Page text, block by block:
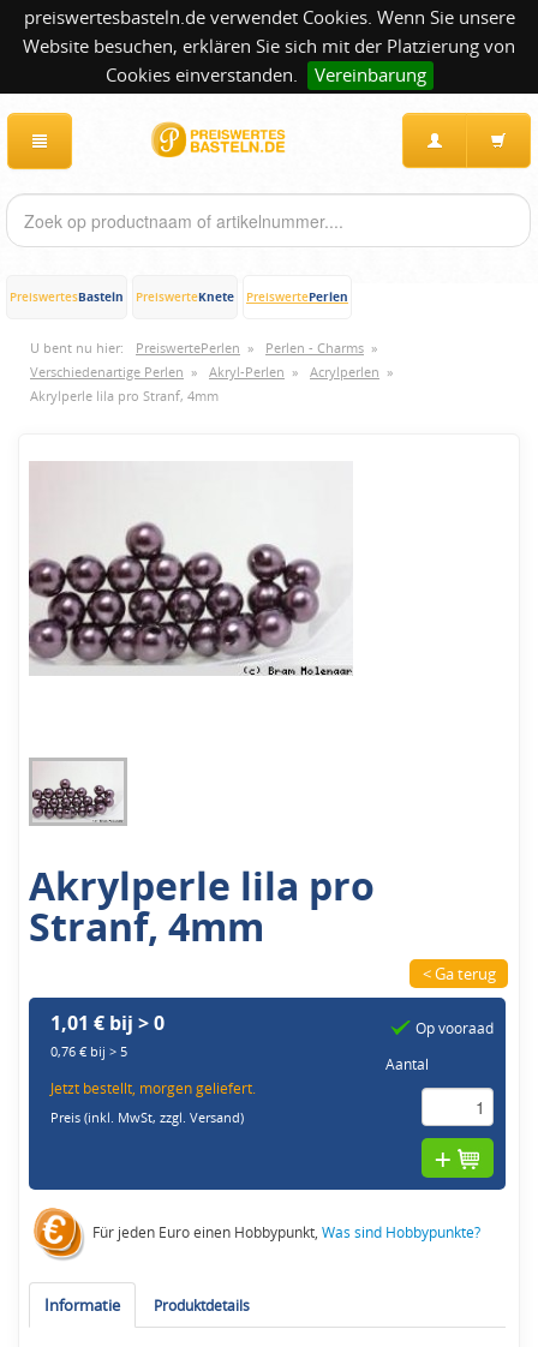
preiswertesbasteln.de verwendet Cookies. Wenn Sie unsere
Website besuchen, erklären Sie sich mit der Platzierung von
Cookies einverstanden.
Vereinbarung
PreiswertesBasteln PreiswerteKnete PreiswertePerlen
U bent nu hier: PreiswertePerlen » Perlen - Charms »
Verschiedenartige Perlen » Akryl-Perlen » Acrylperlen »
Akrylperle lila pro Stranf, 4mm
Akrylperle lila pro
Stranf, 4mm
< Ga terug
1,01 € bij > 0
0,76 € bij > 5
Jetzt bestellt, morgen geliefert.
Preis (inkl. MwSt,zzgl. Versand)
Op vooraad
Aantal
Für jeden Euro einen Hobbypunkt,Was sind Hobbypunkte?
Informatie Produktdetails